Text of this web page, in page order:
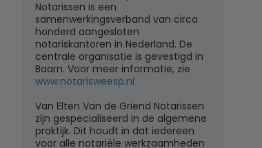
Notarissen is een
samenwerkingsverband van circa
honderd aangesloten
notariskantoren in Nederland. De
centrale organisatie is gevestigd in
Baarn. Voor meer informatie, zie
www.notarisweesp.nl
Van Elten Van de Griend Notarissen
zijn gespecialiseerd in de algemene
praktijk. Dit houdt in dat iedereen
voor alle notariële werkzaamheden